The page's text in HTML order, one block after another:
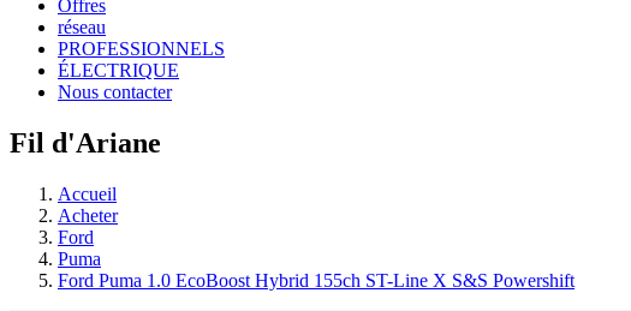
Offres
réseau
PROFESSIONNELS
ÉLECTRIQUE
Nous contacter
Fil d'Ariane
Accueil
Acheter
Ford
Puma
Ford Puma 1.0 EcoBoost Hybrid 155ch ST-Line X S&S Powershift